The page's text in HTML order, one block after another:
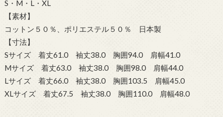
S・M・L・XL
【素材】
コットン５０％、ポリエステル５０％ 日本製
【寸法】
Sサイズ 着丈61.0 袖丈38.0 胸囲94.0 肩幅41.0
Mサイズ 着丈63.0 袖丈38.0 胸囲98.0 肩幅44.0
Lサイズ 着丈66.0 袖丈38.0 胸囲103.5 肩幅45.0
XLサイズ 着丈67.5 袖丈38.0 胸囲110.0 肩幅48.0